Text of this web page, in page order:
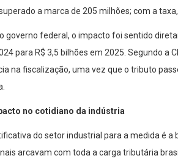
a marca de 205 milhões; com a
governo federal, o impacto foi sentido
para R$ 3,5 bilhões em 2025. Segundo a
na fiscalização, uma vez que o tributo
no cotidiano da indústria
do setor industrial para a medida é a
arcavam com toda a carga tributária